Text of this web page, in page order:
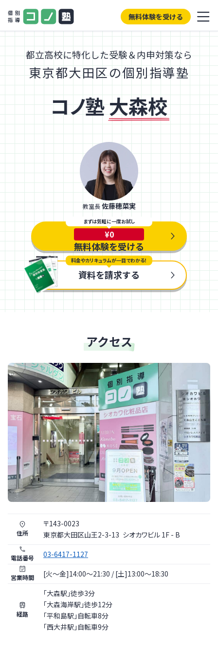
無料体験を受ける
東京都大田区の個別指導塾
コノ塾大森校
都立高校に特化した受験＆内申対策なら
まずは気軽に一度お試し
¥0
無料体験を受ける
料金やカリキュラムが一目でわかる！
資料を請求する
教室長佐藤穂菜実
アクセス
住所
〒143-0023
東京都大田区山王2-3-13 シオカワビル 1F - B
電話番号 03-6417-1127
営業時間 [火〜金]14:00～21:30 / [土]13:00～18:30
経路
｢大森駅｣徒歩3分
｢大森海岸駅｣徒歩12分
｢平和島駅｣自転車8分
｢西大井駅｣自転車9分